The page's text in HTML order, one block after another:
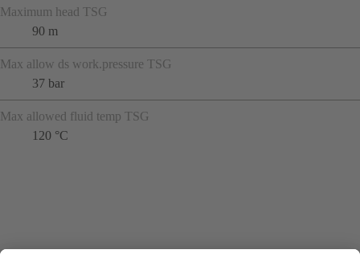
Maximum head TSG
90 m
Max allow ds work.pressure TSG
37 bar
Max allowed fluid temp TSG
120 °C